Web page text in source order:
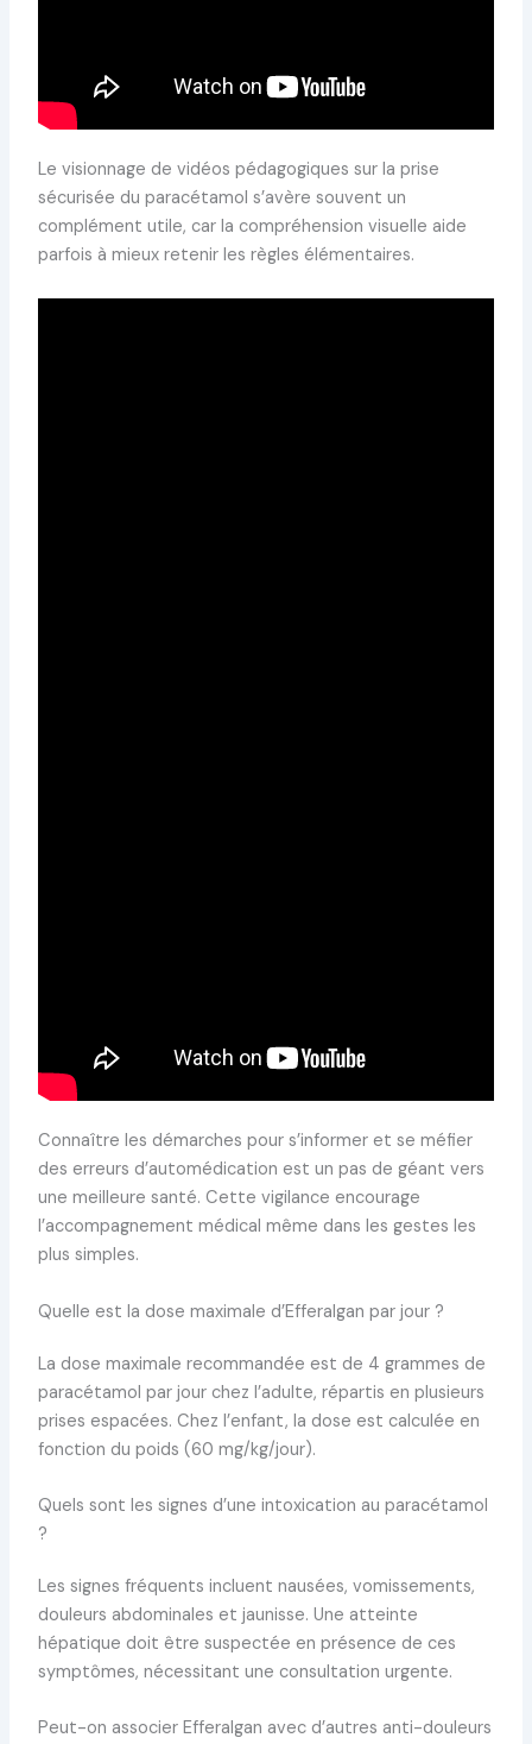
Le visionnage de vidéos pédagogiques sur la prise
sécurisée du paracétamol s’avère souvent un
complément utile, car la compréhension visuelle aide
parfois à mieux retenir les règles élémentaires.
Connaître les démarches pour s’informer et se méfier
des erreurs d’automédication est un pas de géant vers
une meilleure santé. Cette vigilance encourage
l’accompagnement médical même dans les gestes les
plus simples.
Quelle est la dose maximale d’Efferalgan par jour ?
La dose maximale recommandée est de 4 grammes de
paracétamol par jour chez l’adulte, répartis en plusieurs
prises espacées. Chez l’enfant, la dose est calculée en
fonction du poids (60 mg/kg/jour).
Quels sont les signes d’une intoxication au paracétamol
?
Les signes fréquents incluent nausées, vomissements,
douleurs abdominales et jaunisse. Une atteinte
hépatique doit être suspectée en présence de ces
symptômes, nécessitant une consultation urgente.
Peut-on associer Efferalgan avec d’autres anti-douleurs